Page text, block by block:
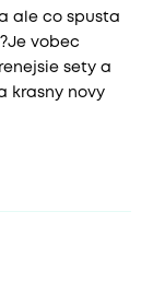
ale co spusta
vobec
sety a
krasny novy